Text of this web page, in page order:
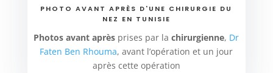
PHOTO AVANT APRÈS D'UNE CHIRURGIE DU
NEZ EN TUNISIE
Photos avant après prises par lachirurgienne, Dr
Faten Ben Rhouma, avant l’opération et un jour
après cette opération